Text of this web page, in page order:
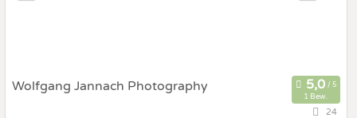
Fotobox mit Zubehör
Wolfgang Jannach Photography
1 Bew.
24